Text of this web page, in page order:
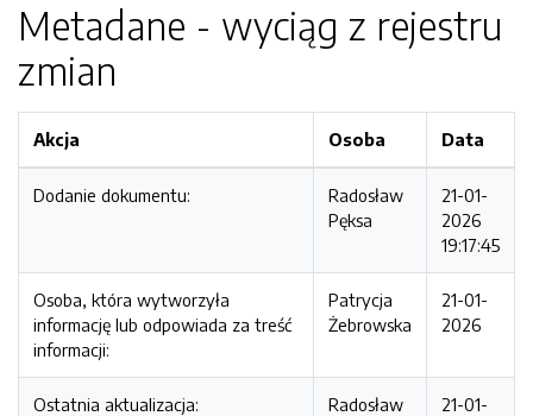
Metadane - wyciąg z rejestru
zmian
Akcja Osoba Data
Dodanie dokumentu:
Radosław
Pęksa
21-01-
2026
19:17:45
Osoba, która wytworzyła
informację lub odpowiada za treść
informacji:
Patrycja
Żebrowska
21-01-
2026
Ostatnia aktualizacja:
Radosław
21-01-